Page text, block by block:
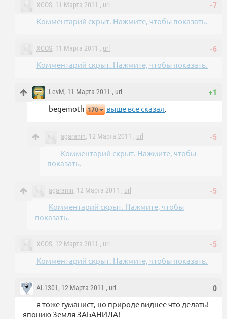
-7
XCOS, 11 Марта 2011 , url
Комментарий скрыт. Нажмите, чтобы показать.
-6
XCOS, 11 Марта 2011 , url
Комментарий скрыт. Нажмите, чтобы показать.
+1
LevM, 11 Марта 2011 , url
begemoth 170 выше все сказал.
-5
agaranin, 12 Марта 2011 , url
Комментарий скрыт. Нажмите, чтобы
показать.
-5
agaranin, 12 Марта 2011 , url
Комментарий скрыт. Нажмите, чтобы
показать.
-5
XCOS, 12 Марта 2011 , url
Комментарий скрыт. Нажмите, чтобы показать.
0
AL1301, 12 Марта 2011 , url
я тоже гуманист, но природе виднее что делать!
японию Земля ЗАБАНИЛА!